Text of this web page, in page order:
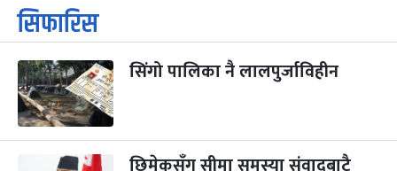
१
आइत
कार्तिक सङ्क्रान्ति
कार्तिक १, २०८३
३
मंगल
महानवमी
कार्तिक ३, २०८३
२ महिना बाँकी
४
कार्तिक ४, २०८३ -Oct 21, 2026
सिफारिस
सिंगो पालिका नै लालपुर्जाविहीन